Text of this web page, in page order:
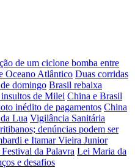
de um ciclone bomba entre
Oceano Atlântico Duas corridas
domingo Brasil rebaixa
de Milei China e Brasil
inédito de pagamentos China
Lua Vigilância Sanitária
denúncias podem ser
e Itamar Vieira Junior
da Palavra Lei Maria da
e desafios